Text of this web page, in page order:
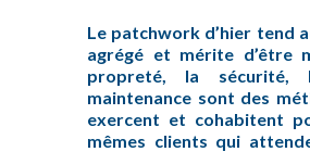
Le patchwork d’hier tend
agrégé et mérite d’être
propreté, la sécurité,
maintenance sont des
exercent et cohabitent
mêmes clients qui